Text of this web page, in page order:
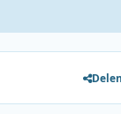
Delen